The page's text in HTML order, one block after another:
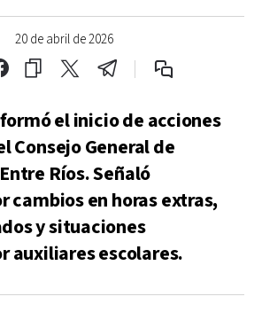
20 de abril de 2026
el inicio de acciones
Consejo General de
Ríos. Señaló
cambios en horas extras,
y situaciones
auxiliares escolares.